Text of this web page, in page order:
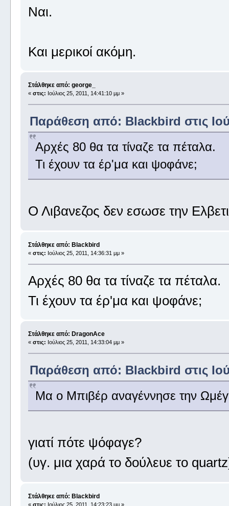
Ναι.
Και μερικοί ακόμη.
Στάλθηκε από: george_
« στις: Ιούλιος 25, 2011, 14:41:10 μμ »
Παράθεση από: Blackbird στις
Αρχές 80 θα τα τίναζε τα πέταλα.
Τι έχουν τα έρ'μα και ψοφάνε;
Ο Λιβανεζος δεν εσωσε την
Στάλθηκε από: Blackbird
« στις: Ιούλιος 25, 2011, 14:36:31 μμ »
Αρχές 80 θα τα τίναζε τα πέταλα.
Τι έχουν τα έρ'μα και ψοφάνε;
Στάλθηκε από: DragonAce
« στις: Ιούλιος 25, 2011, 14:33:04 μμ »
Παράθεση από: Blackbird στις
Μα ο Μπιβέρ αναγέννησε την
γιατί πότε ψόφαγε?
(υγ. μια χαρά το δούλευε το
Στάλθηκε από: Blackbird
« στις: Ιούλιος 25, 2011, 14:23:23 μμ »